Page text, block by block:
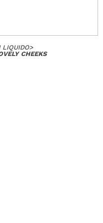
LIQUIDO>
CHEEKS